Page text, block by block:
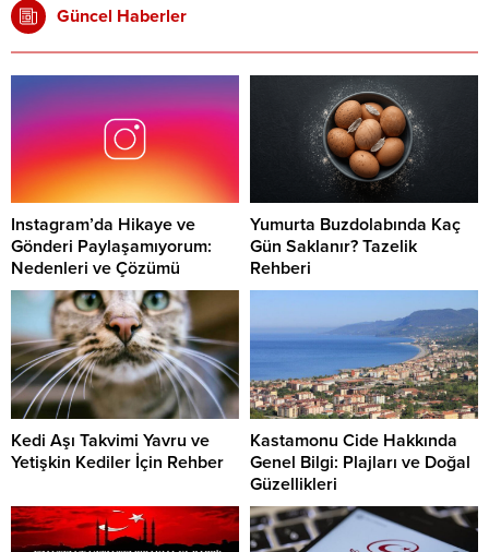
Güncel Haberler
Instagram’da Hikaye ve
Gönderi Paylaşamıyorum:
Nedenleri ve Çözümü
Yumurta Buzdolabında Kaç
Gün Saklanır? Tazelik
Rehberi
Kedi Aşı Takvimi Yavru ve
Yetişkin Kediler İçin Rehber
Kastamonu Cide Hakkında
Genel Bilgi: Plajları ve Doğal
Güzellikleri